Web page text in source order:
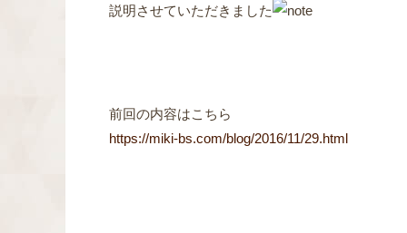
説明させていただきました
前回の内容はこちら
https://miki-bs.com/blog/2016/11/29.html